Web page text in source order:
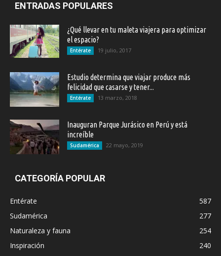
ENTRADAS POPULARES
¿Qué llevar en tu maleta viajera para optimizar
el espacio?
Entérate 19 julio, 2017
Estudio determina que viajar produce más
felicidad que casarse y tener...
Entérate 13 marzo, 2018
Inauguran Parque Jurásico en Perú y está
increíble
Sudamérica 22 mayo, 2019
CATEGORÍA POPULAR
Entérate
587
Sudamérica
277
Naturaleza y fauna
254
Inspiración
240